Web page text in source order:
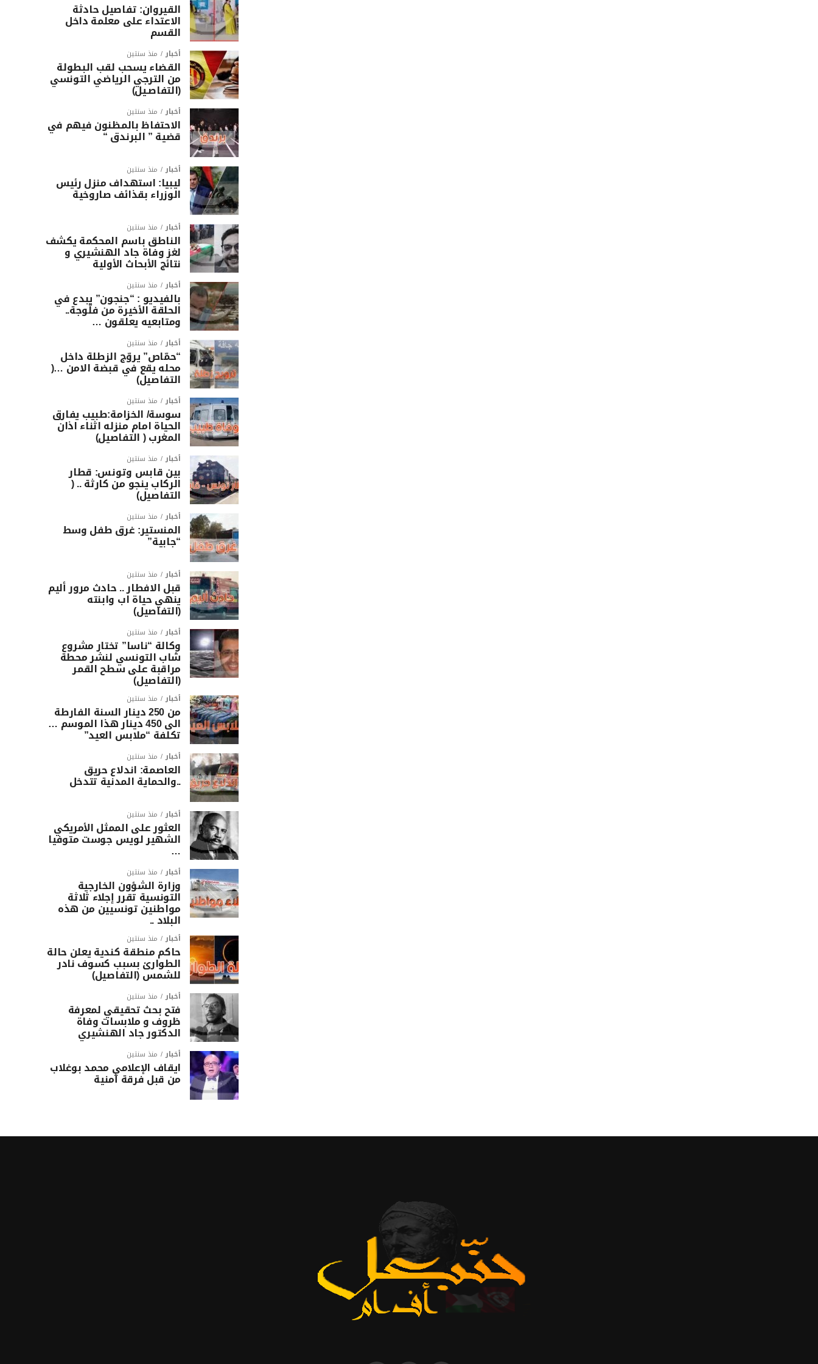
القيروان: تفاصيل حادثة
الاعتداء على معلمة داخل
القسم
أخبار منذ سنتين
القضاء يسحب لقب البطولة
من الترجي الرياضي التونسي
(التفاصـيل)
أخبار منذ سنتين
الاحتفاظ بالمظنون فيهم في
قضية ” البرندق “
أخبار منذ سنتين
ليبيا: استهداف منزل رئيس
الوزراء بقذائف صاروخية
أخبار منذ سنتين
الناطق باسم المحكمة يكشف
لغز وفاة جاد الهنشيري و
نتائج الأبحاث الأولية
أخبار منذ سنتين
بالفيديو : “جنجون” يبدع في
الحلقة الأخيرة من فلّوجة..
ومتابعيه يعلقون …
أخبار منذ سنتين
“حمّاص” يروّج الزطلة داخل
محله يقع في قبضة الامن …(
التفاصيل)
أخبار منذ سنتين
سوسة/ الخزامة:طبيب يفارق
الحياة امام منزله اثناء اذان
المغرب ( التفاصيل)
أخبار منذ سنتين
بين قابس وتونس: قطار
الركاب ينجو من كارثة .. (
التفاصيل)
أخبار منذ سنتين
المنستير: غرق طفل وسط
“جابية”
أخبار منذ سنتين
قبل الافطار .. حادث مرور أليم
ينهي حياة اب وابنته
(التفاصيل)
أخبار منذ سنتين
وكالة “ناسا” تختار مشروع
شاب التونسي لنشر محطة
مراقبة على سطح القمر
(التفاصيل)
أخبار منذ سنتين
من 250 دينار السنة الفارطة
الى 450 دينار هذا الموسم …
تكلفة “ملابس العيد”
أخبار منذ سنتين
العاصمة: اندلاع حريق
..والحماية المدنية تتدخل
أخبار منذ سنتين
العثور على الممثل الأمريكي
الشهير لويس جوست متوفيا
…
أخبار منذ سنتين
وزارة الشؤون الخارجية
التونسية تقرر إجلاء ثلاثة
مواطنين تونسيين من هذه
البلاد ..
أخبار منذ سنتين
حاكم منطقة كندية يعلن حالة
الطوارئ بسبب كسوف نادر
للشمس (التفاصيل)
أخبار منذ سنتين
فتح بحث تحقيقي لمعرفة
ظروف و ملابسات وفاة
الدكتور جاد الهنشيري
أخبار منذ سنتين
ايقاف الإعلامي محمد بوغلاب
من قبل فرقة أمنية